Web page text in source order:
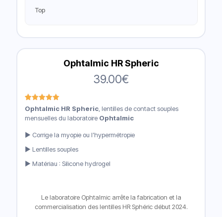
Top
Ophtalmic HR Spheric
39.00€
Noté5.00
sur 5
basé sur
9
client
Ophtalmic HR Spheric, lentilles de contact souples
mensuelles du laboratoire Ophtalmic
► Corrige la myopie ou l’hypermétropie
► Lentilles souples
► Matériau : Silicone hydrogel
Le laboratoire Ophtalmic arrête la fabrication et la
commercialisation des lentilles HR Sphéric début 2024.